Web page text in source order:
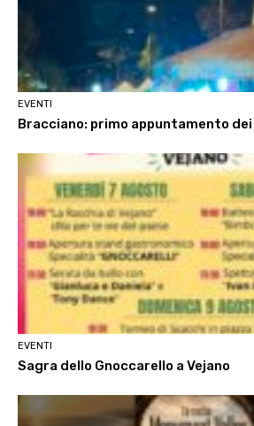
EVENTI
Bracciano: primo appuntamento dei
EVENTI
Sagra dello Gnoccarello a Vejano